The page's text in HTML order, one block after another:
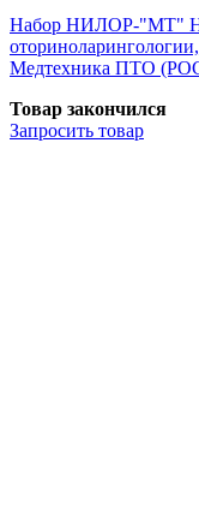
Набор НИЛОР-"МТ"
Медтехника ПТО
Товар закончился
Запросить товар